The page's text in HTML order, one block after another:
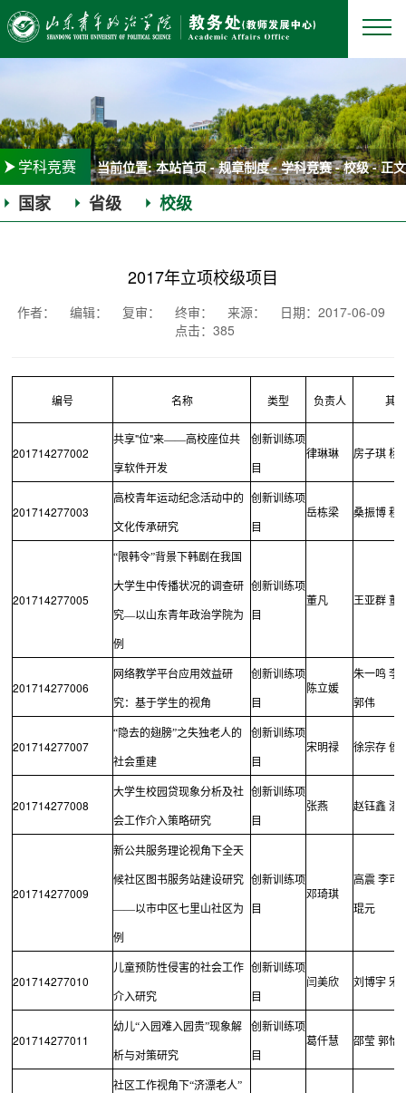
学科竞赛 当前位置:本站首页-规章制度-学科竞赛-校级- 正文
国家 省级 校级
2017年立项校级项目
作者： 编辑： 复审：
终审： 来源： 日期：2017-06-09
点击： 385
编号 名称 类型 负责人 其
201714277002
共享"位"来——高校座位共
享软件开发
创新训练项
目
律琳琳 房子琪 杨
201714277003
高校青年运动纪念活动中的
文化传承研究
创新训练项
目
岳栋梁 桑振博 程
201714277005
“限韩令”背景下韩剧在我国
大学生中传播状况的调查研
究―以山东青年政治学院为
例
创新训练项
目
董凡 王亚群 董
201714277006
网络教学平台应用效益研
究：基于学生的视角
创新训练项
目
陈立媛
朱一鸣 李
郭伟
201714277007
“隐去的翅膀”之失独老人的
社会重建
创新训练项
目
宋明禄 徐宗存 侯
201714277008
大学生校园贷现象分析及社
会工作介入策略研究
创新训练项
目
张燕 赵钰鑫 潘
201714277009
新公共服务理论视角下全天
候社区图书服务站建设研究
——以市中区七里山社区为
例
创新训练项
目
邓琦琪
高震 李可
琨元
201714277010
儿童预防性侵害的社会工作
介入研究
创新训练项
目
闫美欣 刘博宇 宋
201714277011
幼儿“入园难入园贵”现象解
析与对策研究
创新训练项
目
葛仟慧 邵莹 郭怡
社区工作视角下“济漂老人”